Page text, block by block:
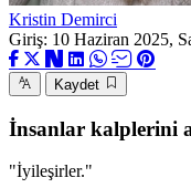
Kristin Demirci
Giriş: 10 Haziran 2025,
Kaydet
İnsanlar kalplerini
"İyileşirler."